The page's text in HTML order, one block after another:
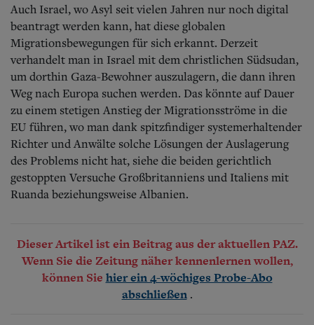
Auch Israel, wo Asyl seit vielen Jahren nur noch digital
beantragt werden kann, hat diese globalen
Migrationsbewegungen für sich erkannt. Derzeit
verhandelt man in Israel mit dem christlichen Südsudan,
um dorthin Gaza-Bewohner auszulagern, die dann ihren
Weg nach Europa suchen werden. Das könnte auf Dauer
zu einem stetigen Anstieg der Migrationsströme in die
EU führen, wo man dank spitzfindiger systemerhaltender
Richter und Anwälte solche Lösungen der Auslagerung
des Problems nicht hat, siehe die beiden gerichtlich
gestoppten Versuche Großbritanniens und Italiens mit
Ruanda beziehungsweise Albanien.
Dieser Artikel ist ein Beitrag aus der aktuellen PAZ.
Wenn Sie die Zeitung näher kennenlernen wollen,
können Sie hier ein 4-wöchiges Probe-Abo
abschließen .